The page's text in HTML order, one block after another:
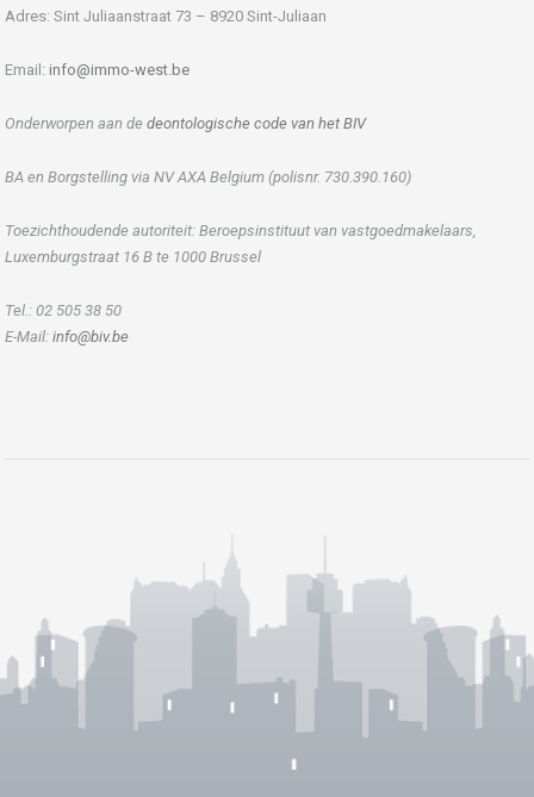
Adres: Sint Juliaanstraat 73 – 8920 Sint-Juliaan
Email: info@immo-west.be
Onderworpen aan de deontologische code van het BIV
BA en Borgstelling via NV AXA Belgium (polisnr. 730.390.160)
Toezichthoudende autoriteit: Beroepsinstituut van vastgoedmakelaars,
Luxemburgstraat 16 B te 1000 Brussel
Tel.: 02 505 38 50
E-Mail: info@biv.be